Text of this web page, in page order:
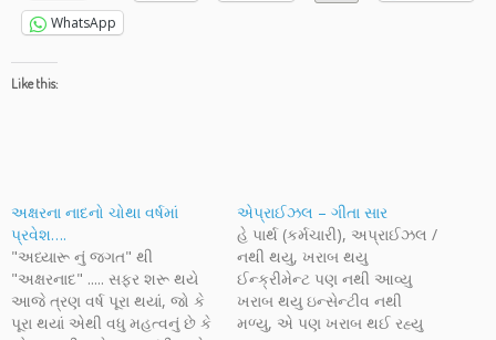
WhatsApp
Like this:
અક્ષરના નાદનો ચોથા વર્ષમાં
પ્રવેશ….
"અધ્યારૂ નું જગત" થી
"અક્ષરનાદ" ..... સફર શરૂ થયે
આજે ત્રણ વર્ષ પૂરા થયાં, જો કે
પૂરા થયાં એથી વધુ મહત્વનું છે કે
એપ્રાઈઝલ – ગીતા સાર
હે પાર્થ (કર્મચારી), અપ્રાઈઝલ /
નથી થયુ, ખરાબ થયુ
ઈન્ક્રીમેન્ટ પણ નથી આવ્યુ
ખરાબ થયુ ઇન્સેન્ટીવ નથી
મળ્યુ, એ પણ ખરાબ થઈ રહ્યુ